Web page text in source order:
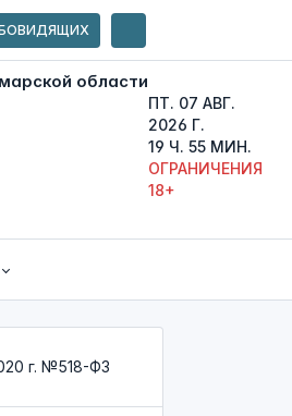
ПТ. 07 АВГ.
2026 Г.
19 Ч. 55 МИН.
ОГРАНИЧЕНИЯ
18+
г. №518-ФЗ